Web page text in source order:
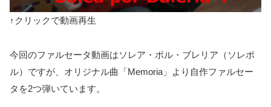
↑クリックで動画再生
今回のファルセータ動画はソレア・ポル・ブレリア（ソレポ
ル）ですが、オリジナル曲「Memoria」より自作ファルセー
タを2つ弾いています。